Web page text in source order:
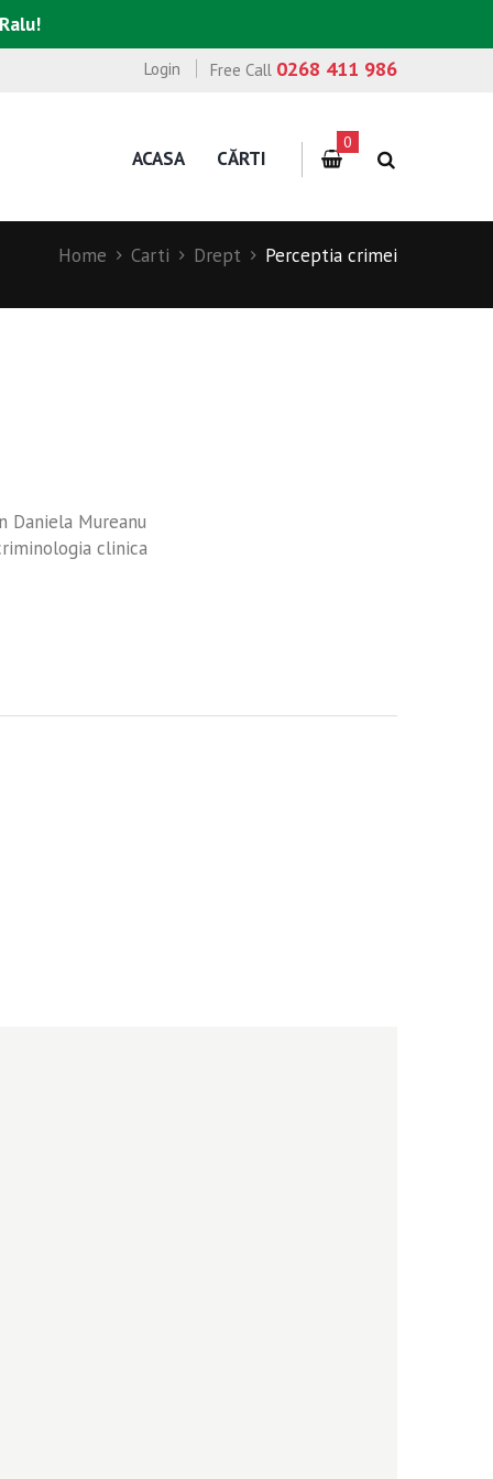
Free Call 0268 411 986
Login
ACASA CĂRTI
0
Home Carti Drept Perceptia crimei
Daniela Mureanu
clinica